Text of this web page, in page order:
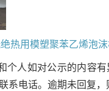
热用模塑聚苯乙烯泡
个人如对公示的内容
系电话。逾期未回复，